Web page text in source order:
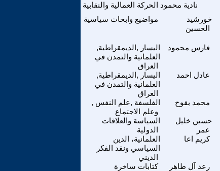
الحركة العمالية والنقابية نادية محمود
مواضيع وابحاث سياسية
خورشيد
الحسين
اليسار ,الديمقراطية,
العلمانية والتمدن في
العراق
فارس محمود
اليسار ,الديمقراطية,
العلمانية والتمدن في
العراق
عادل احمد
الفلسفة ,علم النفس ,
وعلم الاجتماع
محمد بقوح
السياسة والعلاقات
الدولية
حسين خليل
عمر
العلمانية، الدين
السياسي ونقد الفكر
الديني
كريم اعا
كتابات ساخرة رعد آل طاهر